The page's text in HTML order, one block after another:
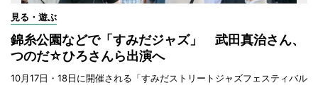
見る・遊ぶ
錦糸公園などで「すみだジャズ」 武田真治さん、
つのだ☆ひろさんら出演へ
10月17日・18日に開催される「すみだストリートジャズフェスティバル